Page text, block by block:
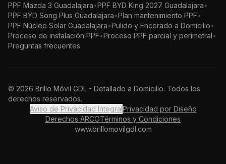
PPF Mazda 3 Guadalajara•PPF BYD King 2027 Guadalajara•
PPF BYD Song Plus Guadalajara•Plan mantenimiento PPF•
PPF Núcleo Solar Guadalajara•Pulido y Encerado a Domicilio•
Proceso de instalación PPF•Proceso PPF parcial y perimetral•
Preguntas frecuentes
© 2026 Brillo Móvil GDL - Detallado a Domicilio. Todos los
derechos reservados.
Aviso de Privacidad IntegralPrivacidad por Diseño
Derechos ARCOTérminos y Condiciones
www.brillomovilgdl.com